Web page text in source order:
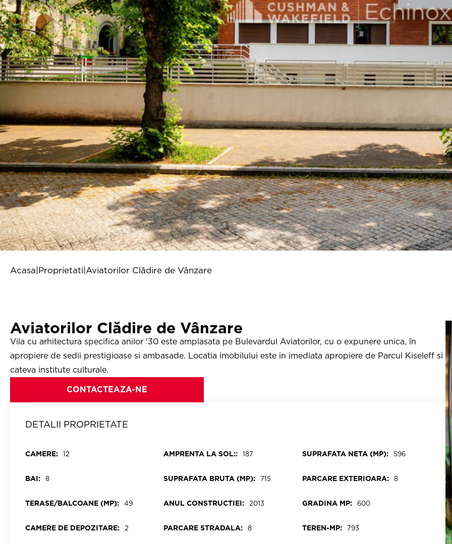
Acasa Proprietati Aviatorilor Clădire de Vânzare
Aviatorilor Clădire de Vânzare
Vila cu arhitectura specifica anilor '30 este amplasata pe Bulevardul Aviatorilor, cu o expunere unica, în
apropiere de sedii prestigioase si ambasade. Locatia imobilului este in imediata apropiere de Parcul Kiseleff si
cateva institute culturale.
CONTACTEAZA-NE
DETALII PROPRIETATE
CAMERE: 12 AMPRENTA LA SOL:: 187 SUPRAFATA NETA (MP): 596
BAI: 8 SUPRAFATA BRUTA (MP): 715 PARCARE EXTERIOARA: 8
TERASE/BALCOANE (MP): 49 ANUL CONSTRUCTIEI: 2013 GRADINA MP: 600
CAMERE DE DEPOZITARE: 2 PARCARE STRADALA: 8 TEREN-MP: 793